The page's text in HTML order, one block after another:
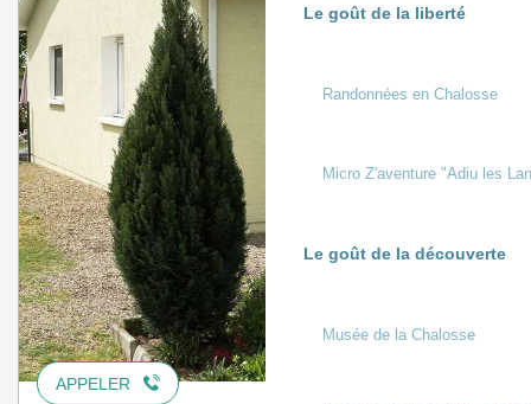
Le goût de la liberté
Randonnées en Chalosse
Micro Z'aventure "Adiu les
Le goût de la découverte
Musée de la Chalosse
APPELER